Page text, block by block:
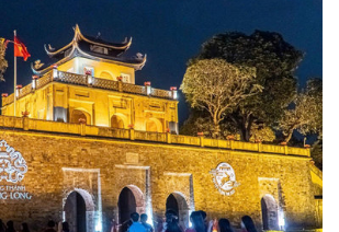
thời, nâng lên một tầm cao mới: “phát